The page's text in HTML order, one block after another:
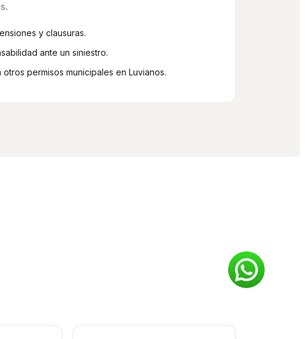
y clausuras.
ante un siniestro.
permisos municipales en Luvianos.